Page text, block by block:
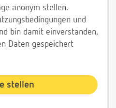
anonym stellen.
und
bin damit einverstanden,
Daten gespeichert